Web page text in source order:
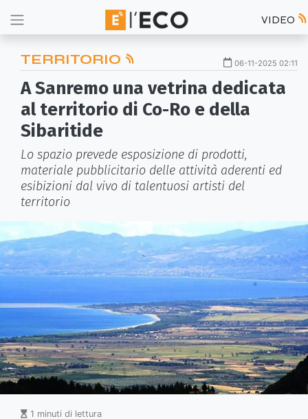
VIDEO
TERRITORIO 06-11-2025 02:11
A Sanremo una vetrina dedicata
al territorio di Co-Ro e della
Sibaritide
Lo spazio prevede esposizione di prodotti,
materiale pubblicitario delle attività aderenti ed
esibizioni dal vivo di talentuosi artisti del
territorio
1 minuti di lettura